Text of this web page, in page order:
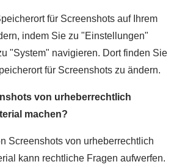
für Screenshots auf Ihrem
indem Sie zu "Einstellungen"
"System" navigieren. Dort finden Sie
für Screenshots zu ändern.
von urheberrechtlich
machen?
Screenshots von urheberrechtlich
kann rechtliche Fragen aufwerfen.